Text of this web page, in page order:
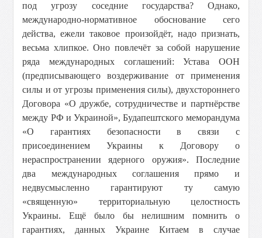
под угрозу соседние государства? Однако,
международно-нормативное обоснование сего
действа, ежели таковое произойдёт, надо признать,
весьма хлипкое. Оно повлечёт за собой нарушение
ряда международных соглашений: Устава ООН
(предписывающего воздерживание от применения
силы и от угрозы применения силы), двухстороннего
Договора «О дружбе, сотрудничестве и партнёрстве
между РФ и Украиной», Будапештского меморандума
«О гарантиях безопасности в связи с
присоединением Украины к Договору о
нераспространении ядерного оружия». Последние
два международных соглашения прямо и
недвусмысленно гарантируют ту самую
«священную» территориальную целостность
Украины. Ещё было бы нелишним помнить о
гарантиях, данных Украине Китаем в случае